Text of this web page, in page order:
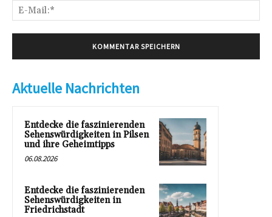
Aktuelle Nachrichten
Entdecke die faszinierenden
Sehenswürdigkeiten in Pilsen
und ihre Geheimtipps
06.08.2026
Entdecke die faszinierenden
Sehenswürdigkeiten in
Friedrichstadt